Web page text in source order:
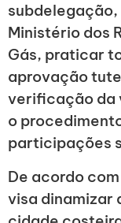
Ministério dos
Gás, praticar
aprovação
verificação da
o
participações
De acordo
visa dinamizar